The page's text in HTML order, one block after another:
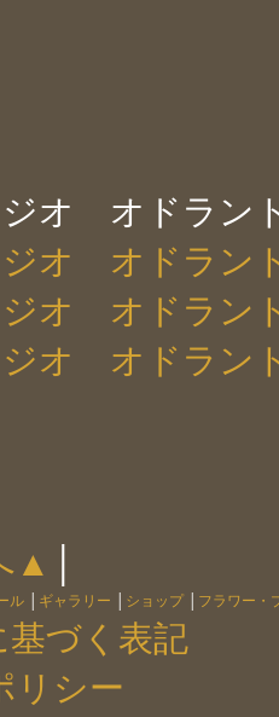
ジオ オドラン
オ オドラン
オ オドラン
ジオ オドラン
▲
ル ギャラリー ショップ フラワー・
基づく表記
リシー